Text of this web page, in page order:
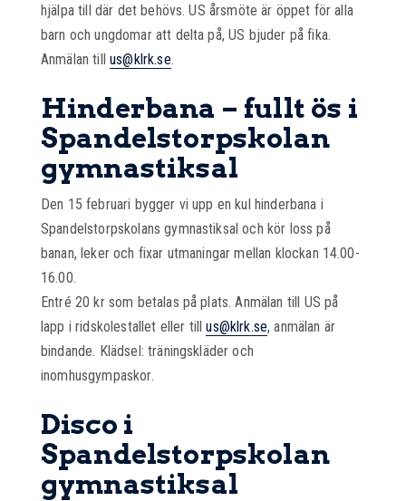
hjälpa till där det behövs. US årsmöte är öppet för alla
barn och ungdomar att delta på, US bjuder på fika.
Anmälan tillus@klrk.se.
Hinderbana – fullt ös i
Spandelstorpskolan
gymnastiksal
Den 15 februari bygger vi upp en kul hinderbana i
Spandelstorpskolans gymnastiksal och kör loss på
banan, leker och fixar utmaningar mellan klockan 14.00-
16.00.
Entré 20 kr som betalas på plats. Anmälan till US på
lapp i ridskolestallet eller tillus@klrk.se, anmälan är
bindande. Klädsel: träningskläder och
inomhusgympaskor.
Disco i
Spandelstorpskolan
gymnastiksal